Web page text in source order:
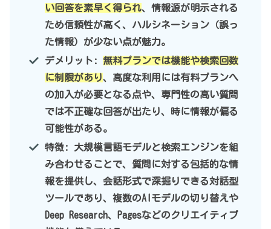
い回答を素早く得られ、情報源が明示される
ため信頼性が高く、ハルシネーション（誤っ
た情報）が少ない点が魅力。
デメリット: 無料プランでは機能や検索回数
に制限があり、高度な利用には有料プランへ
の加入が必要となる点や、専門性の高い質問
では不正確な回答が出たり、時に情報が偏る
可能性がある。
特徴: 大規模言語モデルと検索エンジンを組
み合わせることで、質問に対する包括的な情
報を提供し、会話形式で深掘りできる対話型
ツールであり、複数のAIモデルの切り替えや
Deep Research、Pagesなどのクリエイティブ